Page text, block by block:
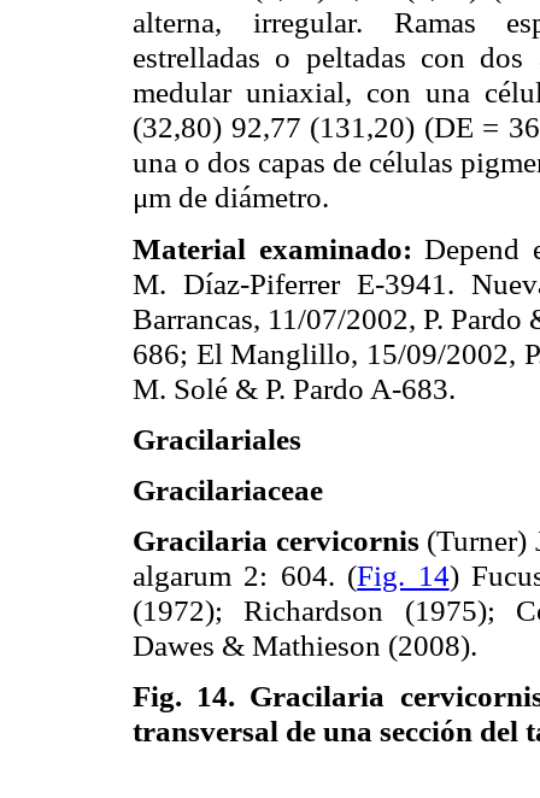
alterna, irregular. Ramas
estrelladas o peltadas con
medular uniaxial, con una
(32,80) 92,77 (131,20) (DE =
una o dos capas de células
μm de diámetro.
Material examinado: Depend
M. Díaz-Piferrer E-3941.
Barrancas, 11/07/2002, P.
686; El Manglillo, 15/09/2002,
M. Solé & P. Pardo A-683.
Gracilariales
Gracilariaceae
Gracilaria cervicornis (Turner)
algarum 2: 604. (Fig. 14)
(1972); Richardson (1975);
Dawes & Mathieson (2008).
Fig. 14. Gracilaria
transversal de una sección del